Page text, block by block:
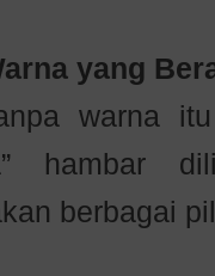
yang
warna
hambar
berbagai